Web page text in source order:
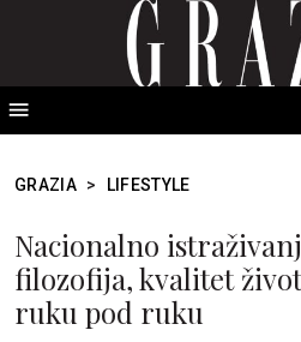
GRAZIA > LIFESTYLE
Nacionalno
filozofija, kvalitet
ruku pod ruku